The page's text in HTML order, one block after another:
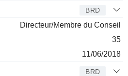
BRD
Directeur/Membre du Conseil
35
11/06/2018
BRD